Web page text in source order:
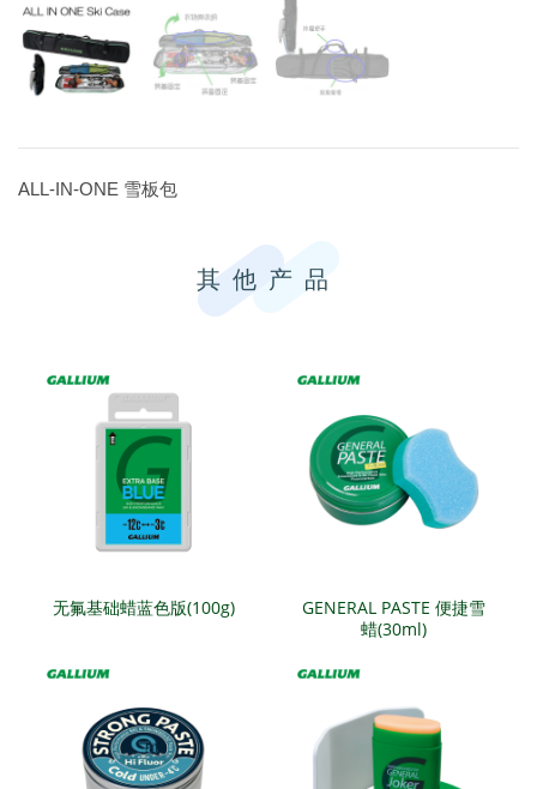
ALL-IN-ONE 雪板包
其他产品
无氟基础蜡蓝色版(100g)
GENERAL PASTE 便捷雪
蜡(30ml)